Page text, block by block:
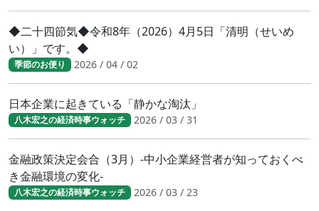
◆二十四節気◆令和8年（2026）4月5日「清明（せいめ
い）」です。◆
季節のお便り 2026 / 04 / 02
日本企業に起きている「静かな淘汰」
八木宏之の経済時事ウォッチ 2026 / 03 / 31
金融政策決定会合（3月）-中小企業経営者が知っておくべ
き金融環境の変化-
八木宏之の経済時事ウォッチ 2026 / 03 / 23